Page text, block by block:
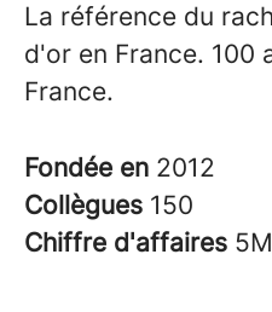
La référence du
d'or en France. 100
France.
Fondée en 2012
Collègues 150
Chiffre d'affaires 5M